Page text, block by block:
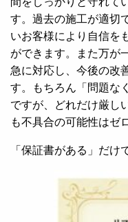
す。過去の施工が適切
いお客様により自信を
ができます。また万が
急に対応し、今後の改
す。もちろん「問題な
ですが、どれだけ厳し
も不具合の可能性はゼ
「保証書がある」だけ